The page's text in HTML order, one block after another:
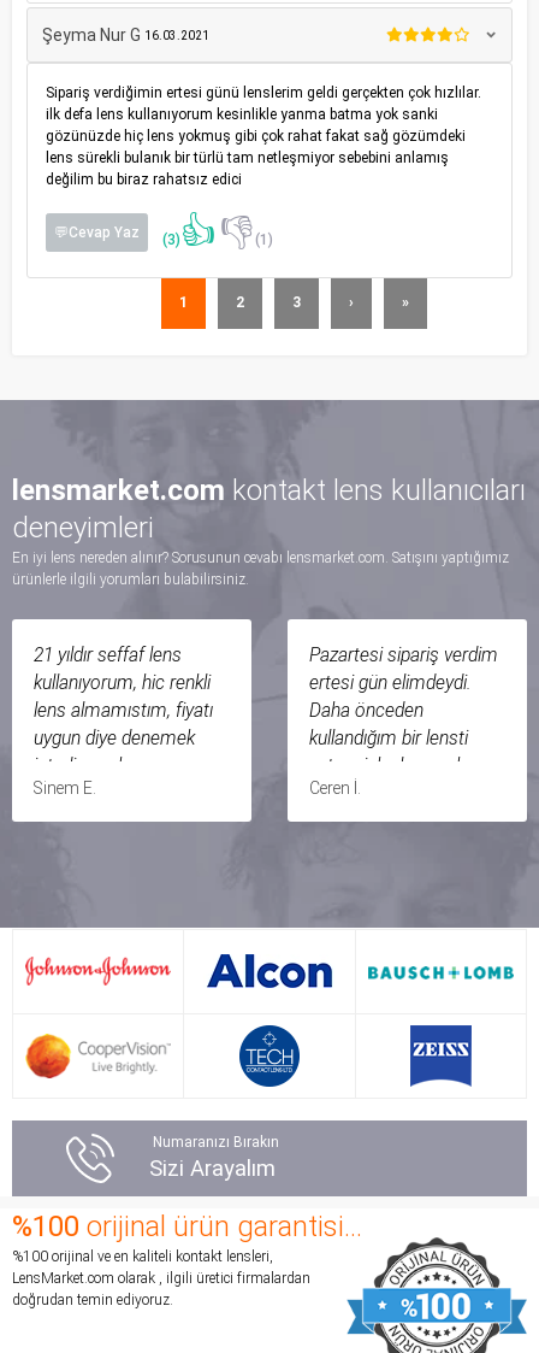
Şeyma Nur G 16.03.2021
Sipariş verdiğimin ertesi günü lenslerim geldi gerçekten çok hızlılar.
ilk defa lens kullanıyorum kesinlikle yanma batma yok sanki
gözünüzde hiç lens yokmuş gibi çok rahat fakat sağ gözümdeki
lens sürekli bulanık bir türlü tam netleşmiyor sebebini anlamış
değilim bu biraz rahatsız edici
💬Cevap Yaz (3) 👍👎(1)
1 2 3 › »
lensmarket.com kontakt lens kullanıcıları
deneyimleri
En iyi lens nereden alınır? Sorusunun cevabı lensmarket.com. Satışını yaptığımız
ürünlerle ilgili yorumları bulabilirsiniz.
21 yıldır seffaf lens
kullanıyorum, hic renkli
lens almamıstım, fiyatı
uygun diye denemek
istedim cok yorum
okudum ama görmeden
almak zor..istediğim gri
hareli gri aldım..sürekli
lens kullanan biri
olmama rağmen ben de
arkadaslar sakin olun ilk
günün aksamına doğru
yerini buluyor :) kuruma
batma vs
olmadı..gözlerim acık ela
(belki de bal) gri lens fark
yaratmadı hareli olduğu
icin bi tık büyük ve parlak
gösterdi (güneste)
Sinem E.
Pazartesi sipariş verdim
ertesi gün elimdeydi.
Daha önceden
kullandığım bir lensti
zaten risk almamak
adına tekrar aynı marka
sipariş ettim. Bu sitede
satın alma deneyimi
yaşadım. Herhangi bir
tereddütüm olmadı
mu acaba vs diye şüphe
tekrardan içim
yapısına göre değişebilir
tabi ki beni rahatsız
etmiyor. Lensmarket e
Çok teşekkür ediyorum.
Bir dahaki siparişlerimde
Ceren İ.
Numaranızı Bırakın
Sizi Arayalım
%100 orijinal ürün garantisi...
%100 orijinal ve en kaliteli kontakt lensleri,
LensMarket.com olarak , ilgili üretici firmalardan
doğrudan temin ediyoruz.